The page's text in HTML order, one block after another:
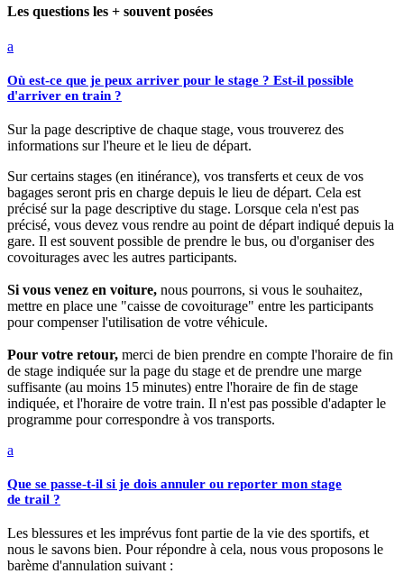
Les questions les + souvent posées
a
Où est-ce que je peux arriver pour le stage ? Est-il possible
d'arriver en train ?
Sur la page descriptive de chaque stage, vous trouverez des
informations sur l'heure et le lieu de départ.
Sur certains stages (en itinérance), vos transferts et ceux de vos
bagages seront pris en charge depuis le lieu de départ. Cela est
précisé sur la page descriptive du stage. Lorsque cela n'est pas
précisé, vous devez vous rendre au point de départ indiqué depuis la
gare. Il est souvent possible de prendre le bus, ou d'organiser des
covoiturages avec les autres participants.
Si vous venez en voiture, nous pourrons, si vous le souhaitez,
mettre en place une "caisse de covoiturage" entre les participants
pour compenser l'utilisation de votre véhicule.
Pour votre retour, merci de bien prendre en compte l'horaire de fin
de stage indiquée sur la page du stage et de prendre une marge
suffisante (au moins 15 minutes) entre l'horaire de fin de stage
indiquée, et l'horaire de votre train. Il n'est pas possible d'adapter le
programme pour correspondre à vos transports.
a
Que se passe-t-il si je dois annuler ou reporter mon stage
de trail ?
Les blessures et les imprévus font partie de la vie des sportifs, et
nous le savons bien. Pour répondre à cela, nous vous proposons le
barème d'annulation suivant :